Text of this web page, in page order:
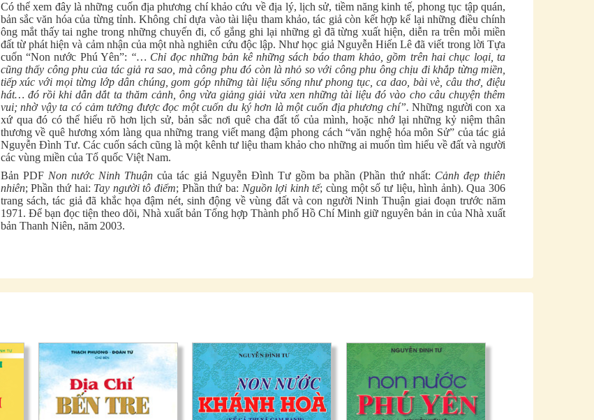
Có thể xem đây là những cuốn địa phương chí khảo cứu về địa lý, lịch sử, tiềm năng kinh tế, phong tục tập quán,
bản sắc văn hóa của từng tỉnh. Không chỉ dựa vào tài liệu tham khảo, tác giả còn kết hợp kể lại những điều chính
ông mắt thấy tai nghe trong những chuyến đi, cố gắng ghi lại những gì đã từng xuất hiện, diễn ra trên mỗi miền
đất từ phát hiện và cảm nhận của một nhà nghiên cứu độc lập. Như học giả Nguyễn Hiến Lê đã viết trong lời Tựa
cuốn “Non nước Phú Yên”: “… Chỉ đọc những bản kê những sách báo tham khảo, gồm trên hai chục loại, ta
cũng thấy công phu của tác giả ra sao, mà công phu đó còn là nhỏ so với công phu ông chịu đi khắp từng miền,
tiếp xúc với mọi từng lớp dân chúng, gom góp những tài liệu sống như phong tục, ca dao, bài vè, câu thơ, điệu
hát… đó rồi khi dẫn dắt ta thăm cảnh, ông vừa giảng giải vừa xen những tài liệu đó vào cho câu chuyện thêm
vui; nhờ vậy ta có cảm tưởng được đọc một cuốn du ký hơn là một cuốn địa phương chí”. Những người con xa
xứ qua đó có thể hiểu rõ hơn lịch sử, bản sắc nơi quê cha đất tổ của mình, hoặc nhớ lại những kỷ niệm thân
thương về quê hương xóm làng qua những trang viết mang đậm phong cách “văn nghệ hóa môn Sử” của tác giả
Nguyễn Đình Tư. Các cuốn sách cũng là một kênh tư liệu tham khảo cho những ai muốn tìm hiểu về đất và người
các vùng miền của Tổ quốc Việt Nam.
Bản PDF Non nước Ninh Thuận của tác giả Nguyễn Đình Tư gồm ba phần (Phần thứ nhất: Cảnh đẹp thiên
nhiên; Phần thứ hai: Tay người tô điểm; Phần thứ ba: Nguồn lợi kinh tế; cùng một số tư liệu, hình ảnh). Qua 306
trang sách, tác giả đã khắc họa đậm nét, sinh động về vùng đất và con người Ninh Thuận giai đoạn trước năm
1971. Để bạn đọc tiện theo dõi, Nhà xuất bản Tổng hợp Thành phố Hồ Chí Minh giữ nguyên bản in của Nhà xuất
bản Thanh Niên, năm 2003.
Thành phố Hồ Chí Minh